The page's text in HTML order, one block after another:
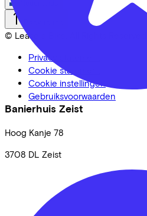
Banierhuis Zeist
Hoog Kanje 78
3708 DL Zeist
© Lease a Bike. All Rights Reserved.
Privacy statement
Cookie statement
Cookie instellingen
Gebruiksvoorwaarden